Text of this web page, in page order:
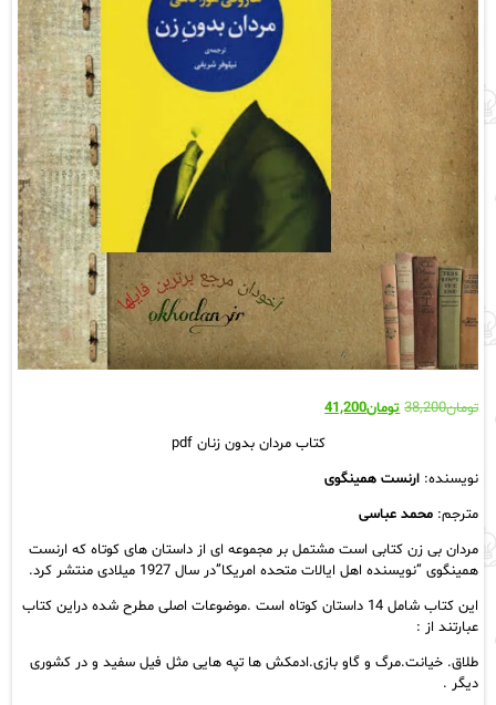
تومان38,200 قیمت
بود.
تومان41,200قیمت
تومان41,200.
کتاب مردان بدون زنان pdf
نویسنده: ارنست همینگوی
مترجم: محمد عباسی
مردان بی زنکتابی است مشتمل بر مجموعه ای از داستان های کوتاه که ارنست
همینگوی “نویسنده اهل ایالات متحده امریکا”در سال 1927 میلادی منتشر کرد.
این کتاب شامل 14 داستان کوتاه است .موضوعات اصلی مطرح شده دراین کتاب
عبارتند از :
طلاق. خیانت.مرگ و گاو بازی.ادمکش ها تپه هایی مثل فیل سفید و در کشوری
دیگر .